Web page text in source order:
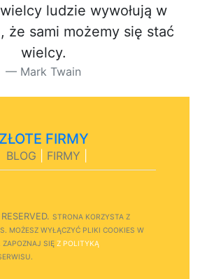
ludzie wywołują w
że sami możemy się stać
wielcy.
Mark Twain
ZŁOTE FIRMY
BLOG FIRMY
STRONA KORZYSTA Z
MOŻESZ WYŁ ĄCZYĆ PL IKI COOKIES W
ZAPOZNAJ SIĘ Z POLITYKĄ
ERWISU.